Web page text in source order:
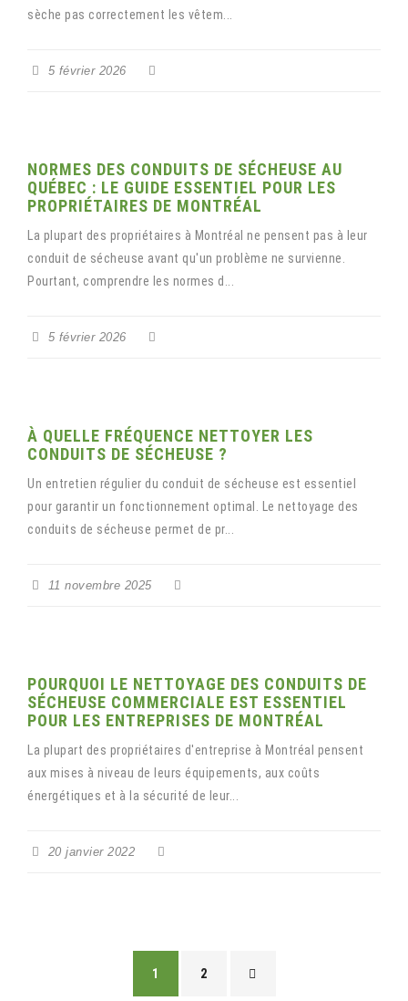
sèche pas correctement les vêtem...
5 février 2026
NORMES DES CONDUITS DE SÉCHEUSE AU
QUÉBEC : LE GUIDE ESSENTIEL POUR LES
PROPRIÉTAIRES DE MONTRÉAL
La plupart des propriétaires à Montréal ne pensent pas à leur
conduit de sécheuse avant qu'un problème ne survienne.
Pourtant, comprendre les normes d...
5 février 2026
À QUELLE FRÉQUENCE NETTOYER LES
CONDUITS DE SÉCHEUSE ?
Un entretien régulier du conduit de sécheuse est essentiel
pour garantir un fonctionnement optimal. Le nettoyage des
conduits de sécheuse permet de pr...
11 novembre 2025
POURQUOI LE NETTOYAGE DES CONDUITS DE
SÉCHEUSE COMMERCIALE EST ESSENTIEL
POUR LES ENTREPRISES DE MONTRÉAL
La plupart des propriétaires d'entreprise à Montréal pensent
aux mises à niveau de leurs équipements, aux coûts
énergétiques et à la sécurité de leur...
20 janvier 2022
1 2